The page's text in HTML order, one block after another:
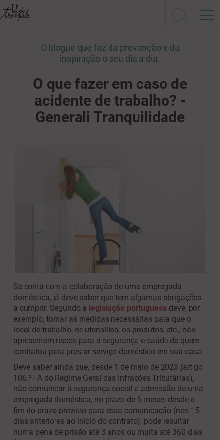
O blogue que faz da prevenção e da
inspiração o seu dia a dia.
O que fazer em caso de
acidente de trabalho? -
Generali Tranquilidade
Se conta com a colaboração de uma empregada
doméstica, já deve saber que tem algumas obrigações
a cumprir. Segundo a legislação portuguesa deve, por
exemplo, tomar as medidas necessárias para que o
local de trabalho, os utensílios, os produtos, etc., não
apresentem riscos para a segurança e saúde de quem
contratou para prestar serviço doméstico em sua casa.
Deve saber ainda que, desde 1 de maio de 2023 (artigo
106.º–A do Regime Geral das Infrações Tributárias),
não comunicar à segurança social a admissão de uma
empregada doméstica, no prazo de 6 meses desde o
fim do prazo previsto para essa comunicação (nos 15
dias anteriores ao início do contrato), pode resultar
numa pena de prisão até 3 anos ou multa até 360 dias